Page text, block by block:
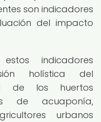
son indicadores
del impacto
indicadores
holística del
de los huertos
de acuaponía,
urbanos